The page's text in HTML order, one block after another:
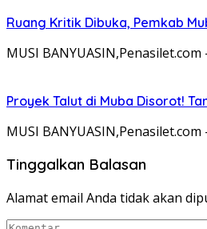
Ruang Kritik Dibuka, Pemkab
MUSI
Proyek Talut di Muba Disorot!
MUSI
Tinggalkan Balasan
Alamat email Anda tidak akan